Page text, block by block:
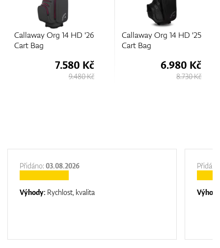
Callaway Org 14 HD '26
Cart Bag
7.580 Kč
9.480 Kč
Callaway Org 14 HD '25
Cart Bag
6.980 Kč
8.730 Kč
Přidáno: 03.08.2026
Výhody: Rychlost, kvalita